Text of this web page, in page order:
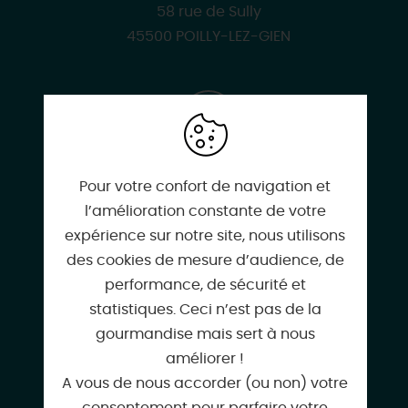
58 rue de Sully
45500 POILLY-LEZ-GIEN
02 38 67 04 77
06 14 04 28 00
etrierwallon@hotmail.fr
Pour votre confort de navigation et
l’amélioration constante de votre
expérience sur notre site, nous utilisons
des cookies de mesure d’audience, de
performance, de sécurité et
statistiques. Ceci n’est pas de la
gourmandise mais sert à nous
améliorer !
A vous de nous accorder (ou non) votre